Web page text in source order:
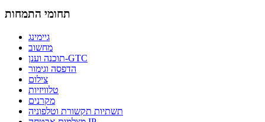
תחומי התמחות
גיימינג
מחשוב
תוכנה וענן-GTC
הדפסה וגימור
צילום
טלוויזיות
מקרנים
תשתיות תקשורת וטלפוניה